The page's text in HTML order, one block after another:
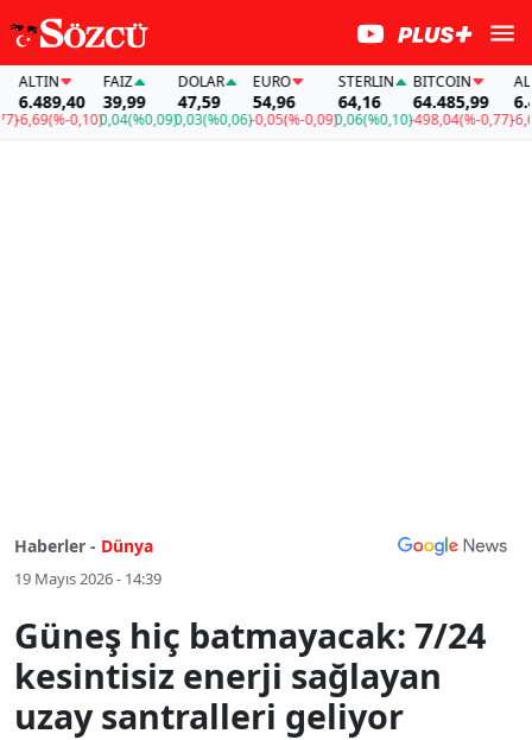
(%-0,10)
FAİZ
39,99
0,04(%0,09)
DOLAR
47,59
0,03(%0,06)
EURO
54,96
-0,05(%-0,09)
STERLIN
64,16
0,06(%0,10)
BITCOIN
64.485,99
-498,04(%-0,77)
ALTIN
-6,69
Haberler - Dünya
19 Mayıs 2026 - 14:39
Güneş hiç batmayacak: 7/24
kesintisiz enerji sağlayan
uzay santralleri geliyor